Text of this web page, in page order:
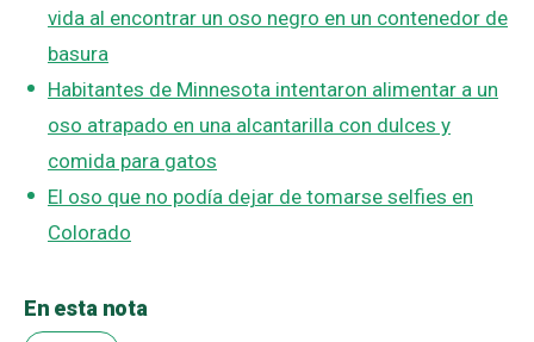
vida al encontrar un oso negro en un contenedor de
basura
Habitantes de Minnesota intentaron alimentar a un
oso atrapado en una alcantarilla con dulces y
comida para gatos
El oso que no podía dejar de tomarse selfies en
Colorado
En esta nota